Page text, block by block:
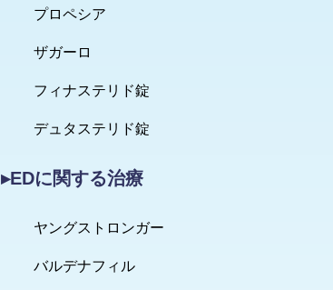
プロペシア
ザガーロ
フィナステリド錠
デュタステリド錠
▸EDに関する治療
ヤングストロンガー
バルデナフィル